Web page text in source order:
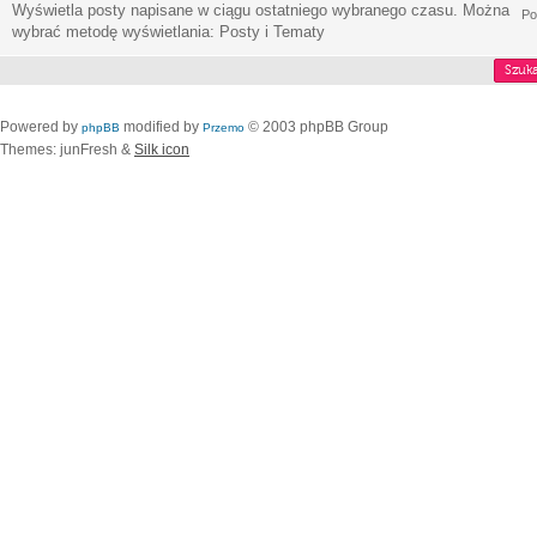
Wyświetla posty napisane w ciągu ostatniego wybranego czasu. Można
wybrać metodę wyświetlania: Posty i Tematy
Powered by phpBB modified by Przemo © 2003 phpBB Group
Themes: junFresh & Silk icon